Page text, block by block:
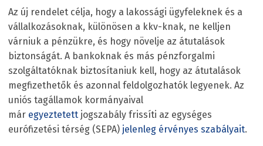
Az új rendelet célja, hogy a lakossági ügyfeleknek és a
vállalkozásoknak, különösen a kkv-knak, ne kelljen
várniuk a pénzükre, és hogy növelje az átutalások
biztonságát. A bankoknak és más pénzforgalmi
szolgáltatóknak biztosítaniuk kell, hogy az átutalások
megfizethetők és azonnal feldolgozhatók legyenek. Az
uniós tagállamok kormányaival
már egyeztetett jogszabály frissíti az egységes
eurófizetési térség (SEPA) jelenleg érvényes szabályait.